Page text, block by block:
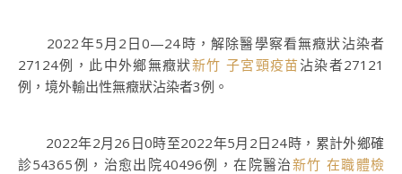
2022年5月2日0—24時，解除醫學察看無癥狀沾染者
27124例，此中外鄉無癥狀新竹 子宮頸疫苗 沾染者27121
例，境外輸出性無癥狀沾染者3例。
2022年2月26日0時至2022年5月2日24時，累計外鄉確
診54365例，治愈出院40496例，在院醫治新竹 在職體檢